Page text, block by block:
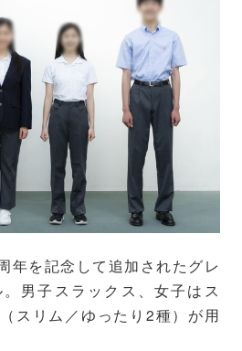
を記念して追加されたグレ
男子スラックス、女子はス
スリム／ゆったり2種）が用